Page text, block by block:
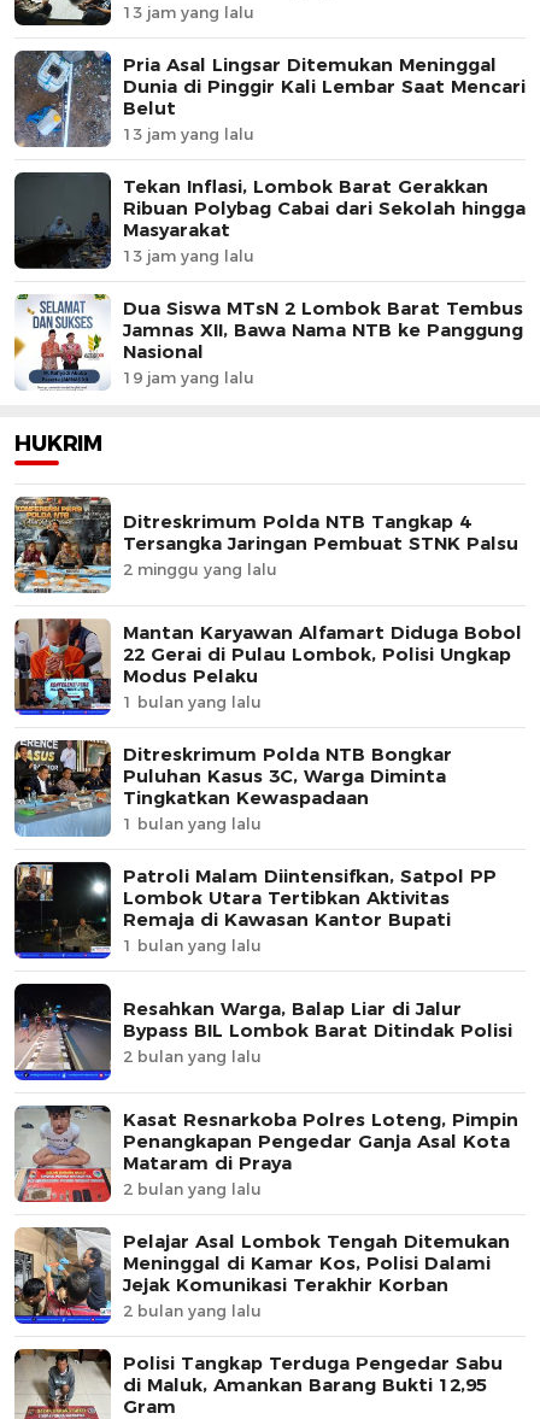
13 jam yang lalu
Pria Asal Lingsar Ditemukan Meninggal
Dunia di Pinggir Kali Lembar Saat Mencari
Belut
13 jam yang lalu
Tekan Inflasi, Lombok Barat Gerakkan
Ribuan Polybag Cabai dari Sekolah hingga
Masyarakat
13 jam yang lalu
Dua Siswa MTsN 2 Lombok Barat Tembus
Jamnas XII, Bawa Nama NTB ke Panggung
Nasional
19 jam yang lalu
HUKRIM
Ditreskrimum Polda NTB Tangkap 4
Tersangka Jaringan Pembuat STNK Palsu
2 minggu yang lalu
Mantan Karyawan Alfamart Diduga Bobol
22 Gerai di Pulau Lombok, Polisi Ungkap
Modus Pelaku
1 bulan yang lalu
Ditreskrimum Polda NTB Bongkar
Puluhan Kasus 3C, Warga Diminta
Tingkatkan Kewaspadaan
1 bulan yang lalu
Patroli Malam Diintensifkan, Satpol PP
Lombok Utara Tertibkan Aktivitas
Remaja di Kawasan Kantor Bupati
1 bulan yang lalu
Resahkan Warga, Balap Liar di Jalur
Bypass BIL Lombok Barat Ditindak Polisi
2 bulan yang lalu
Kasat Resnarkoba Polres Loteng, Pimpin
Penangkapan Pengedar Ganja Asal Kota
Mataram di Praya
2 bulan yang lalu
Pelajar Asal Lombok Tengah Ditemukan
Meninggal di Kamar Kos, Polisi Dalami
Jejak Komunikasi Terakhir Korban
2 bulan yang lalu
Polisi Tangkap Terduga Pengedar Sabu
di Maluk, Amankan Barang Bukti 12,95
Gram